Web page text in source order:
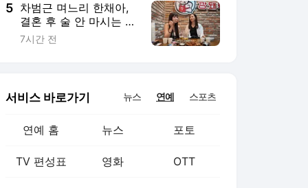
5 차범근 며느리 한채아,
결혼 후 술 안 마시는 이
유 “잡은 물고기에 미끼
7시간 전
서비스 바로가기 뉴스 연예 스포츠
연예 홈 뉴스 포토
TV 편성표 영화 OTT